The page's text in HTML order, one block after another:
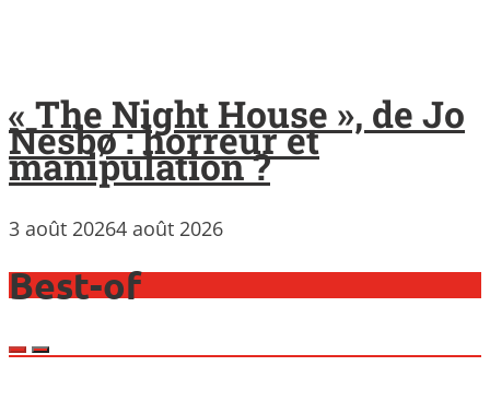
« The Night House », de Jo
Nesbø : horreur et
manipulation ?
3 août 20264 août 2026
Best-of